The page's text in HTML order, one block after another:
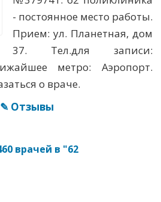
- постоянное место работы.
Прием: ул. Планетная, дом
37. Тел.для записи:
метро: Аэропорт.
о враче.
✎ Отзывы
врачей в "62